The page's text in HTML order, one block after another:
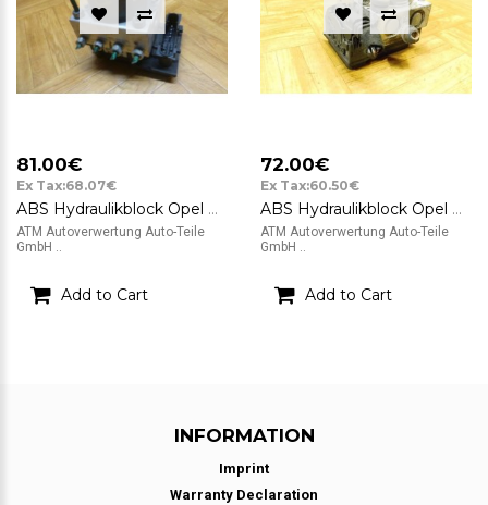
81.00€
Ex Tax:68.07€
ABS Hydraulikblock Opel Corsa C Bosch 0265231583 13182319 0265800443
ATM Autoverwertung Auto-Teile
GmbH ..
Add to Cart
72.00€
Ex Tax:60.50€
ABS Hydraulikblock Opel Corsa C Bosch 0265231306 24496909
ATM Autoverwertung Auto-Teile
GmbH ..
Add to Cart
INFORMATION
Imprint
Warranty Declaration